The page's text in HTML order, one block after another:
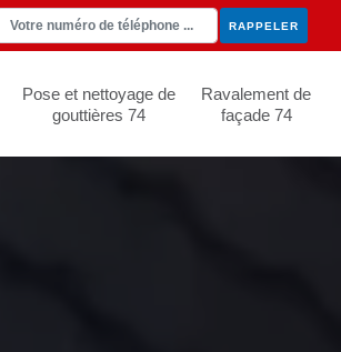
Pose et nettoyage de
gouttières 74
Ravalement de
façade 74